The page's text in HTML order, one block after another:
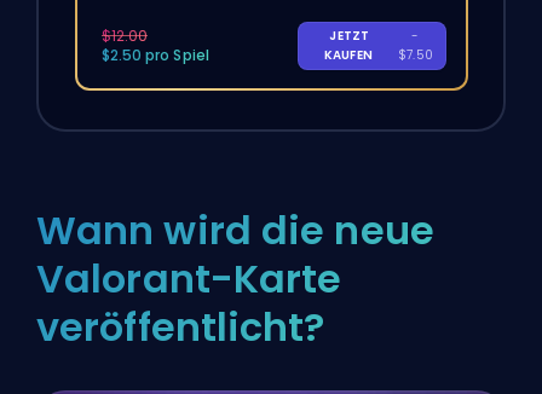
$12.00
$2.50 pro Spiel
JETZT
KAUFEN
-
$7.50
Wann wird die neue
Valorant-Karte
veröffentlicht?